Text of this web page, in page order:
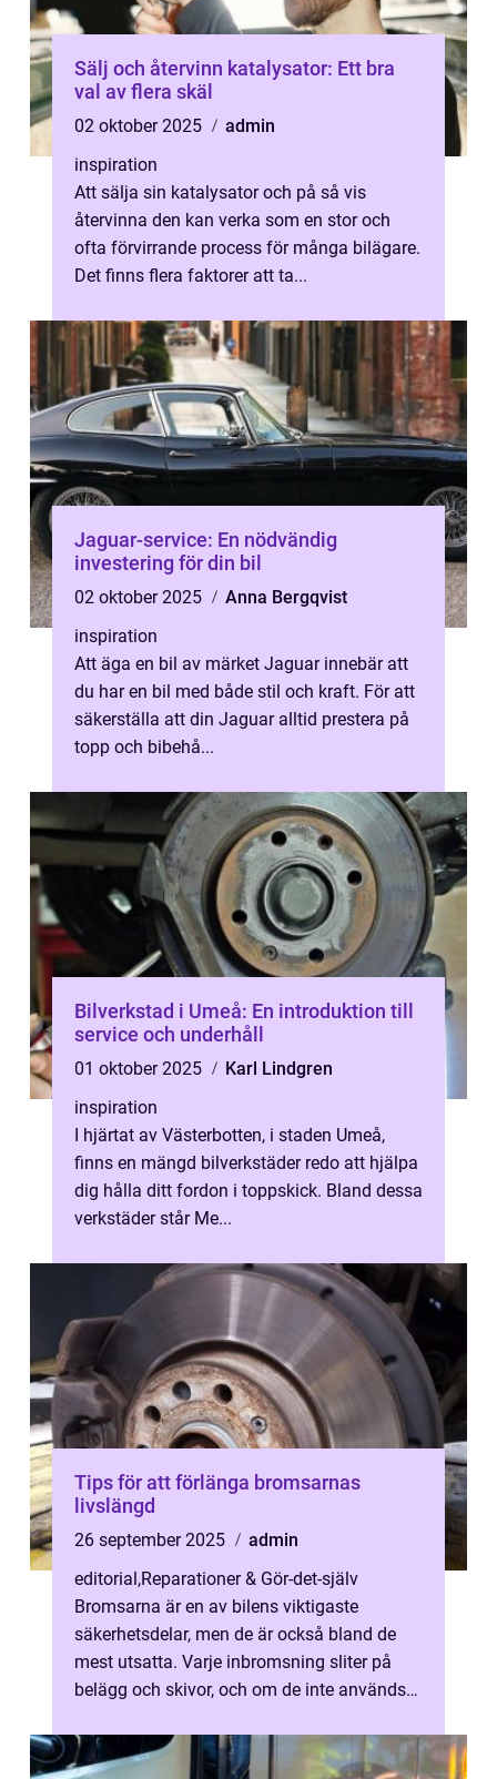
Sälj och återvinn katalysator: Ett bra
val av flera skäl
02 oktober 2025
admin
inspiration
Att sälja sin katalysator och på så vis
återvinna den kan verka som en stor och
ofta förvirrande process för många bilägare.
Det finns flera faktorer att ta...
Jaguar-service: En nödvändig
investering för din bil
02 oktober 2025
Anna Bergqvist
inspiration
Att äga en bil av märket Jaguar innebär att
du har en bil med både stil och kraft. För att
säkerställa att din Jaguar alltid prestera på
topp och bibehå...
Bilverkstad i Umeå: En introduktion till
service och underhåll
01 oktober 2025
Karl Lindgren
inspiration
I hjärtat av Västerbotten, i staden Umeå,
finns en mängd bilverkstäder redo att hjälpa
dig hålla ditt fordon i toppskick. Bland dessa
verkstäder står Me...
Tips för att förlänga bromsarnas
livslängd
26 september 2025
admin
editorial,Reparationer & Gör-det-själv
Bromsarna är en av bilens viktigaste
säkerhetsdelar, men de är också bland de
mest utsatta. Varje inbromsning sliter på
belägg och skivor, och om de inte används